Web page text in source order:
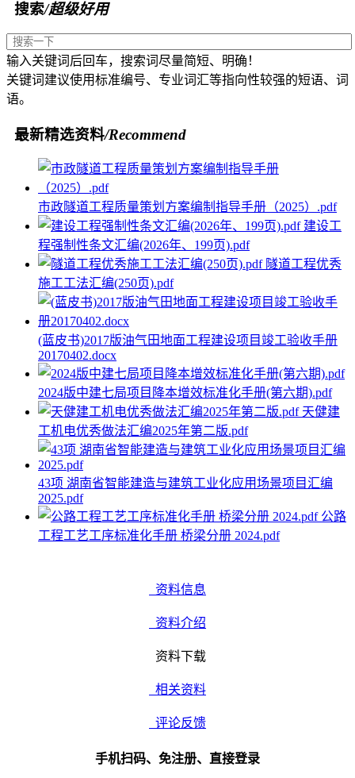
搜索/超级好用
输入关键词后回车，搜索词尽量简短、明确！
关键词建议使用标准编号、专业词汇等指向性较强的短语、词
语。
最新精选资料/Recommend
市政隧道工程质量策划方案编制指导手册（2025）.pdf
建设工
程强制性条文汇编(2026年、199页).pdf
隧道工程优秀
施工工法汇编(250页).pdf
(蓝皮书)2017版油气田地面工程建设项目竣工验收手册
20170402.docx
2024版中建七局项目降本增效标准化手册(第六期).pdf
天健建
工机电优秀做法汇编2025年第二版.pdf
43项 湖南省智能建造与建筑工业化应用场景项目汇编
2025.pdf
公路
工程工艺工序标准化手册 桥梁分册 2024.pdf
资料信息
资料介绍
资料下载
相关资料
评论反馈
手机扫码、免注册、直接登录